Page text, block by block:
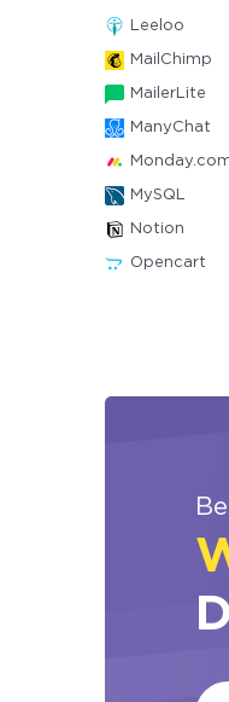
Leeloo
MailChimp
MailerLite
ManyChat
MySQL
Notion
Opencart